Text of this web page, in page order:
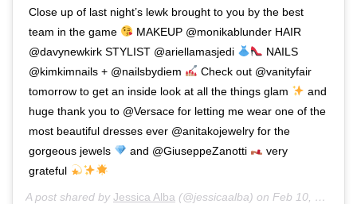
Close up of last night’s lewk brought to you by the best
team in the game
MAKEUP @monikablunder HAIR
@davynewkirk STYLIST @ariellamasjedi
NAILS
@kimkimnails + @nailsbydiem
Check out @vanityfair
tomorrow to get an inside look at all the things glam
and
huge thank you to @Versace for letting me wear one of the
most beautiful dresses ever @anitakojewelry for the
gorgeous jewels
and @GiuseppeZanotti
very
grateful
A post shared by Jessica Alba (@jessicaalba) on Feb 10, 2020 at 2:11pm PST